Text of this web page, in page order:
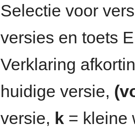
Selectie voor
versies en toets
Verklaring
huidige versie,
versie, k = kleine